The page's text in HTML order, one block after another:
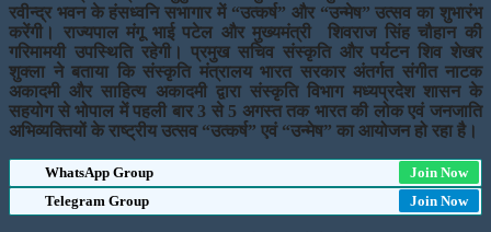
रवीन्द्र भवन के हंसध्वनि सभागार में “उत्कर्ष” और “उन्मेष” उत्सव का शुभारंभ
करेंगी। राज्यपाल मंगू भाई पटेल और मुख्यमंत्री शिवराज सिंह चौहान की
गरिमामयी उपस्थिति रहेगी। प्रमुख सचिव संस्कृति और पर्यटन शिव शेखर
शुक्ला ने बताया कि संस्कृति मंत्रालय भारत सरकार अंतर्गत संगीत नाटक
अकादमी और साहित्य अकादमी द्वारा संस्कृति विभाग मध्यप्रदेश शासन के
सहयोग से भोपाल में पहली बार 3 से 5 अगस्त तक भारत की लोक एवं जनजाति
अभिव्यक्तियों के राष्ट्रीय उत्सव “उत्कर्ष” एवं “उन्मेष” का आयोजन हो रहा है।
WhatsApp Group
Join Now
Telegram Group
Join Now